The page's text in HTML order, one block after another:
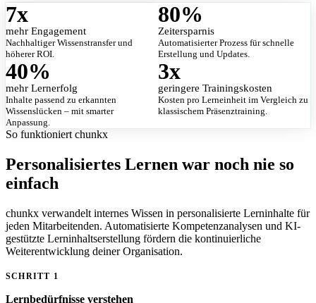
7x
mehr Engagement
Nachhaltiger Wissenstransfer und
höherer ROI.
80%
Zeitersparnis
Automatisierter Prozess für schnelle
Erstellung und Updates.
40%
mehr Lernerfolg
Inhalte passend zu erkannten
Wissenslücken – mit smarter
Anpassung.
3x
geringere Trainingskosten
Kosten pro Lerneinheit im Vergleich zu
klassischem Präsenztraining.
So funktioniert chunkx
Personalisiertes Lernen war noch nie so
einfach
chunkx verwandelt internes Wissen in personalisierte Lerninhalte für
jeden Mitarbeitenden. Automatisierte Kompetenzanalysen und KI-
gestützte Lerninhaltserstellung fördern die kontinuierliche
Weiterentwicklung deiner Organisation.
SCHRITT 1
Lernbedürfnisse verstehen